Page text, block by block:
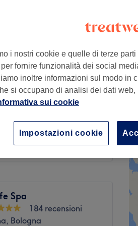
€ 75
€ 100
€ 22
Spa
184 recensioni
Bologna
i nostri cookie e quelle di terze
fornire funzionalità dei social
inoltre informazioni sul modo in
si occupano di analisi dei dati web,
sui cookie
Impostazioni cookie